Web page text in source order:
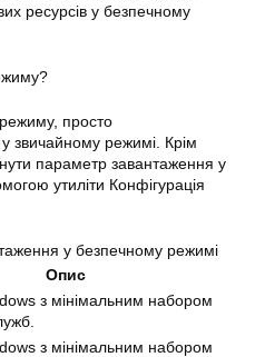
ресурсів у безпечному
просто
звичайному режимі. Крім
параметр завантаження у
утиліти Конфігурація
у безпечному режимі
Опис
з мінімальним набором
з мінімальним набором